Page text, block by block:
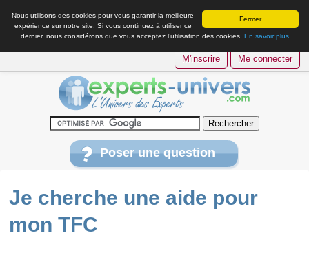
Fermer
Nous utilisons des cookies pour vous garantir la meilleure
expérience sur notre site. Si vous continuez à utiliser ce
dernier, nous considérons que vous acceptez l’utilisation des cookies. En savoir plus
M'inscrire Me connecter
Poser une question
Je cherche une aide pour
mon TFC